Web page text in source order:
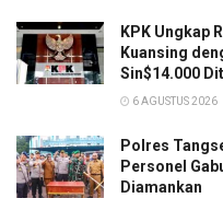
KPK Ungkap
Kuansing
Sin$14.000
6 AGUSTUS 2026
Polres
Personel
Diamankan